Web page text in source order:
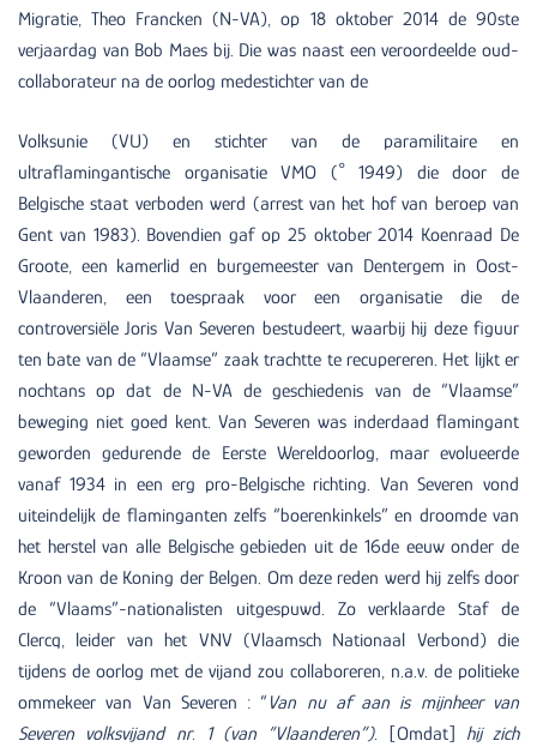
Migratie, Theo Francken (N-VA), op 18 oktober 2014 de 90ste
verjaardag van Bob Maes bij. Die was naast een veroordeelde oud-
collaborateur na de oorlog medestichter van de
Volksunie (VU) en stichter van de paramilitaire en
ultraflamingantische organisatie VMO (° 1949) die door de
Belgische staat verboden werd (arrest van het hof van beroep van
Gent van 1983). Bovendien gaf op 25 oktober 2014 Koenraad De
Groote, een kamerlid en burgemeester van Dentergem in Oost-
Vlaanderen, een toespraak voor een organisatie die de
controversiële Joris Van Severen bestudeert, waarbij hij deze figuur
ten bate van de “Vlaamse” zaak trachtte te recupereren. Het lijkt er
nochtans op dat de N-VA de geschiedenis van de “Vlaamse”
beweging niet goed kent. Van Severen was inderdaad flamingant
geworden gedurende de Eerste Wereldoorlog, maar evolueerde
vanaf 1934 in een erg pro-Belgische richting. Van Severen vond
uiteindelijk de flaminganten zelfs “boerenkinkels” en droomde van
het herstel van alle Belgische gebieden uit de 16de eeuw onder de
Kroon van de Koning der Belgen. Om deze reden werd hij zelfs door
de “Vlaams”-nationalisten uitgespuwd. Zo verklaarde Staf de
Clercq, leider van het VNV (Vlaamsch Nationaal Verbond) die
tijdens de oorlog met de vijand zou collaboreren, n.a.v. de politieke
ommekeer van Van Severen : “ Van nu af aan is mijnheer van
Severen volksvijand nr. 1 (van “Vlaanderen”).
[Omdat] hij zich